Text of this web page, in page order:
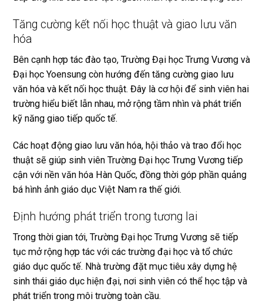
Tăng cường kết nối học thuật và giao lưu văn
hóa
Bên cạnh hợp tác đào tạo, Trường Đại học Trưng Vương và
Đại học Yoensung còn hướng đến tăng cường giao lưu
văn hóa và kết nối học thuật. Đây là cơ hội để sinh viên hai
trường hiểu biết lẫn nhau, mở rộng tầm nhìn và phát triển
kỹ năng giao tiếp quốc tế.
Các hoạt động giao lưu văn hóa, hội thảo và trao đổi học
thuật sẽ giúp sinh viên Trường Đại học Trưng Vương tiếp
cận với nền văn hóa Hàn Quốc, đồng thời góp phần quảng
bá hình ảnh giáo dục Việt Nam ra thế giới.
Định hướng phát triển trong tương lai
Trong thời gian tới, Trường Đại học Trưng Vương sẽ tiếp
tục mở rộng hợp tác với các trường đại học và tổ chức
giáo dục quốc tế. Nhà trường đặt mục tiêu xây dựng hệ
sinh thái giáo dục hiện đại, nơi sinh viên có thể học tập và
phát triển trong môi trường toàn cầu.